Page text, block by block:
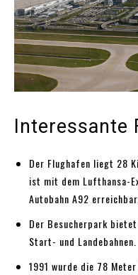
Interessante
Der Flughafen liegt 28
ist mit dem Lufthansa-
Autobahn A92 erreichbar.
Der Besucherpark
Start- und Landebahnen.
1991 wurde die 78